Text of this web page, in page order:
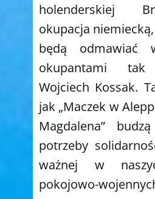
holenderskiej
okupacja
będą odmawiać
okupantami
Wojciech Kossak.
jak „Maczek w
Magdalena”
potrzeby
ważnej w
pokojowo-